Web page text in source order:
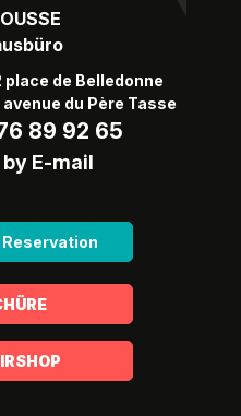
de Belledonne
du Père Tasse
89 92 65
E-mail